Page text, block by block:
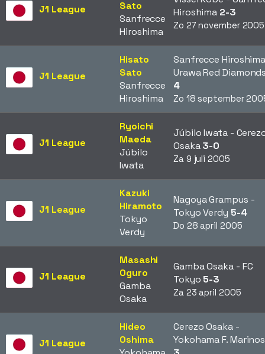
J1 League
Sato
Sanfrecce
Hiroshima
Hiroshima 2-3
Zo 27 november 2005
J1 League
Hisato
Sato
Sanfrecce
Hiroshima
Sanfrecce
Urawa Red
4
Zo 18 september
J1 League
Ryoichi
Maeda
Júbilo
Iwata
Júbilo Iwata -
Osaka3-0
Za 9 juli 2005
J1 League
Kazuki
Hiramoto
Tokyo
Verdy
Nagoya Grampus -
Tokyo Verdy 5-4
Do 28 april 2005
J1 League
Masashi
Oguro
Gamba
Osaka
Gamba Osaka - FC
Tokyo 5-3
Za 23 april 2005
J1 League
Hideo
Oshima
Cerezo Osaka -
Yokohama F.